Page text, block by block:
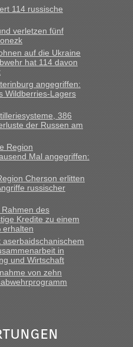
sagen dass das privat ist
So lange das nicht
das nicht neu sollte es
• Deklaration
ich hier richtig bin mit meiner
mit gebrauchter
in die Ukraine
Re: An welchem
und der Ukraine geht es am
wie geplant am Montag
los gegen 5 Uhr in der
super bis zur Grenze. Nur
• Re: An welchem
und der Ukraine geht es am
EU-Pass dabei waren“
114 russische
verletzen fünf
auf die Ukraine
hat 114 davon
angegriffen:
Wildberries-Lagers
386
der Russen am
Region
Mal angegriffen:
Cherson erlitten
russischer
des
Kredite zu einem
erhalten
in
und Wirtschaft
von zehn